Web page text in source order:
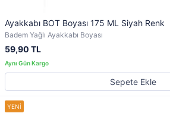
Ayakkabı BOT Boyası 175 ML Siyah Renk
Badem Yağlı Ayakkabı Boyası
59,90 TL
Sepete Ekle